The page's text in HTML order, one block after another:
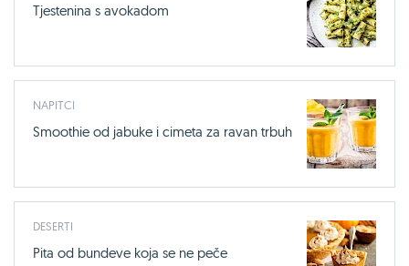
Tjestenina s avokadom
NAPITCI
Smoothie od jabuke i cimeta za ravan trbuh
DESERTI
Pita od bundeve koja se ne peče